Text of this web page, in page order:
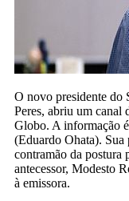
O novo presidente do
Peres, abriu um canal
Globo. A informação
(Eduardo Ohata). Sua
contramão da postura
antecessor, Modesto
à emissora.